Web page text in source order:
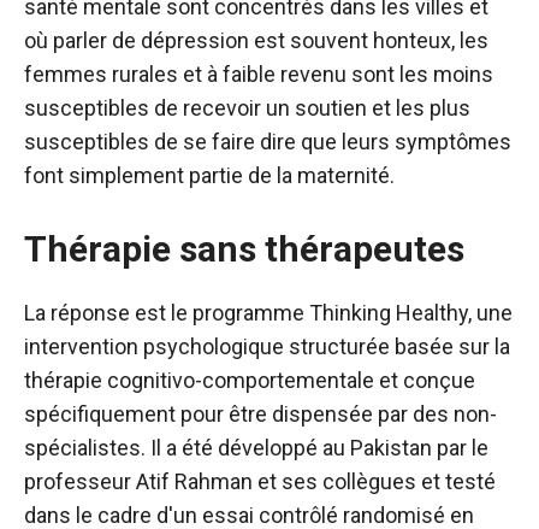
santé mentale sont concentrés dans les villes et
où parler de dépression est souvent honteux, les
femmes rurales et à faible revenu sont les moins
susceptibles de recevoir un soutien et les plus
susceptibles de se faire dire que leurs symptômes
font simplement partie de la maternité.
Thérapie sans thérapeutes
La réponse est le programme Thinking Healthy, une
intervention psychologique structurée basée sur la
thérapie cognitivo-comportementale et conçue
spécifiquement pour être dispensée par des non-
spécialistes. Il a été développé au Pakistan par le
professeur Atif Rahman et ses collègues et testé
dans le cadre d'un essai contrôlé randomisé en